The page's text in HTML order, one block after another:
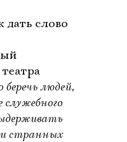
дать слово
людей,
служебного
странных